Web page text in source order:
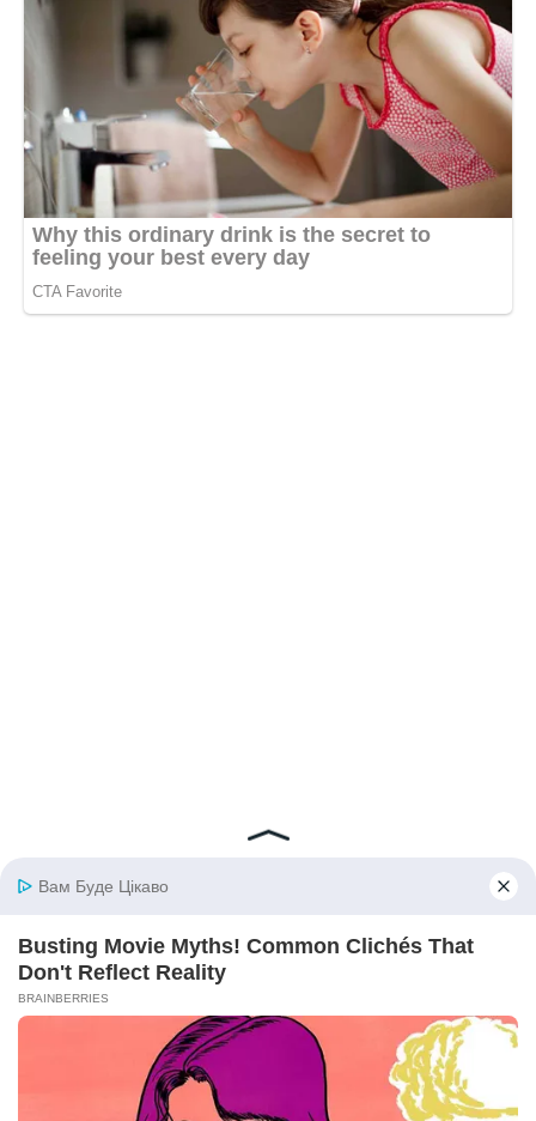
© 2026 iBilingua
Політика конфіденційності та умови користування
сайтом (Privacy Policy)